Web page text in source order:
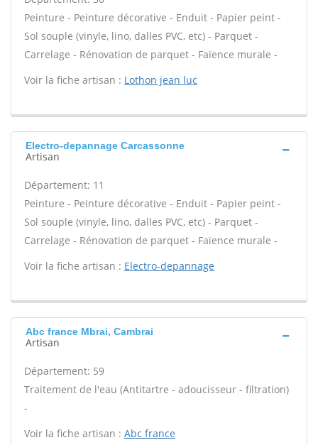
Peinture - Peinture décorative - Enduit - Papier peint -
Sol souple (vinyle, lino, dalles PVC, etc) - Parquet -
Carrelage - Rénovation de parquet - Faïence murale -
Voir la fiche artisan : Lothon jean luc
Electro-depannage Carcassonne
Artisan
Département: 11
Peinture - Peinture décorative - Enduit - Papier peint -
Sol souple (vinyle, lino, dalles PVC, etc) - Parquet -
Carrelage - Rénovation de parquet - Faïence murale -
Voir la fiche artisan : Electro-depannage
Abc france Mbrai, Cambrai
Artisan
Département: 59
Traitement de l'eau (Antitartre - adoucisseur - filtration)
-
Voir la fiche artisan : Abc france